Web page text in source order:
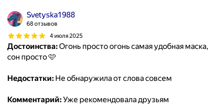
Svetyska1988
68 отзывов
4 июля 2025
Достоинства:Огонь просто огонь самая удобная маска,
сон просто 🩷
Недостатки: Не обнаружила от слова совсем
Комментарий:Уже рекомендовала друзьям